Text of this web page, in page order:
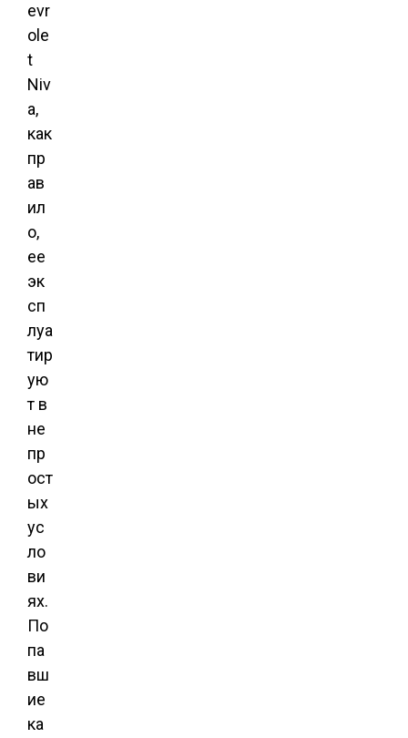
evr
ole
t
Niv
a,
как
пр
ав
ил
о,
ее
эк
сп
луа
тир
ую
т в
не
пр
ост
ых
ус
ло
ви
ях.
По
па
вш
ие
ка